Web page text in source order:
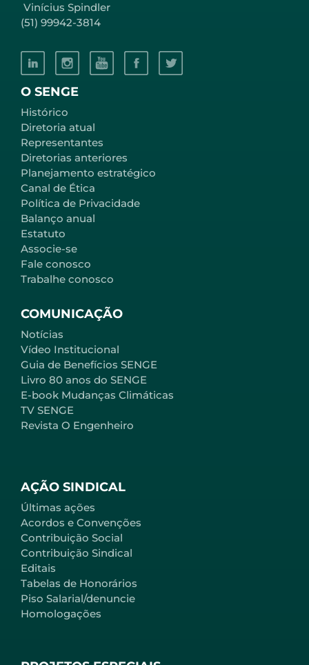
AÇÃO SINDICAL
Últimas ações
Acordos e Convenções
Contribuição Social
Contribuição Sindical
Editais
Tabelas de Honorários
Piso Salarial/denuncie
Homologações
O SENGE
Histórico
Diretoria atual
Representantes
Diretorias anteriores
Planejamento estratégico
Canal de Ética
Política de Privacidade
Balanço anual
Estatuto
Associe-se
Fale conosco
Trabalhe conosco
COMUNICAÇÃO
Notícias
Vídeo Institucional
Guia de Benefícios SENGE
Livro 80 anos do SENGE
E-book Mudanças Climáticas
TV SENGE
Revista O Engenheiro
Vinícius Spindler
(51) 99942-3814